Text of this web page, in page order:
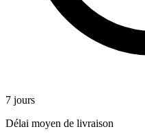
7 jours
Délai moyen de livraison